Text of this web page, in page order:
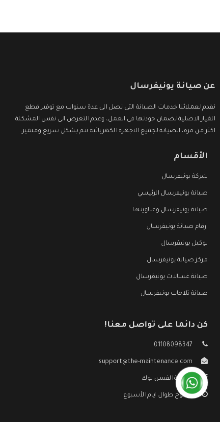
عن صيانة يونيفرسال
نقدم لعملائنا خدمات الصيانة التى تصل الى عدة سنوات مع توفير قطع
الغيار الاصلية لضمان جودتها فى العمل، وعدم التعرض الى نفس المشكلة
اكثر من مرة، الصيانة لجميع الاجهزة الكهربائية تتم بشكل سريع ومتميز.
الأقسام
شركة يونيفرسال
صيانة يونيفرسال الرئيسي
صيانة يونيفرسال وعناوينها
ارقام صيانة يونيفرسال
توكيل يونيفرسال
مركز صيانة يونيفرسال
صيانة غسالات يونيفرسال
صيانة ثلاجات يونيفرسال
كن دائما على تواصل معنا!
01108098347
support@the-maintenance.com
صفحة الفيس بوك
مفتوح طوال ايام الأسبوع